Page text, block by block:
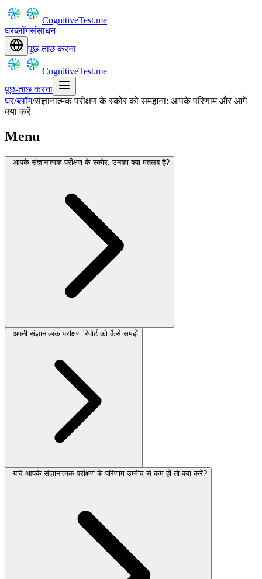
CognitiveTest.me
घरब्लॉगसंसाधन
पूछ-ताछ करना
CognitiveTest.me
पूछ-ताछ करना
घर/ब्लॉग/संज्ञानात्मक परीक्षण के स्कोर को समझना: आपके परिणाम और आगे
क्या करें
Menu
आपके संज्ञानात्मक परीक्षण के स्कोर: उनका क्या मतलब है?
अपनी संज्ञानात्मक परीक्षण रिपोर्ट को कैसे समझें
यदि आपके संज्ञानात्मक परीक्षण के परिणाम उम्मीद से कम हों तो क्या करें?